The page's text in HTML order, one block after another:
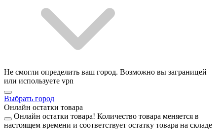
Не смогли определить ваш город. Возможно вы заграницей
или используете vpn
Выбрать город
Онлайн остатки товара
Онлайн остатки товара! Количество товара меняется в
настоящем времени и соответствует остатку товара на складе